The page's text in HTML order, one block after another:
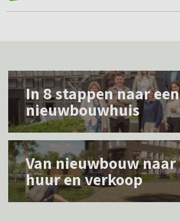
L
s
m
e
In 8 stappen naar een
nieuwbouwhuis
L
e
s
Van nieuwbouw naar
huur en verkoop